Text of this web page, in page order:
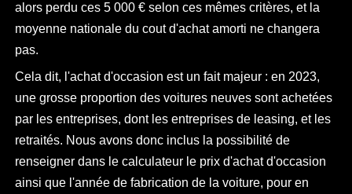
alors perdu ces 5 000 € selon ces mêmes critères, et la
moyenne nationale du cout d'achat amorti ne changera
pas.
Cela dit, l'achat d'occasion est un fait majeur : en 2023,
une grosse proportion des voitures neuves sont achetées
par les entreprises, dont les entreprises de leasing, et les
retraités. Nous avons donc inclus la possibilité de
renseigner dans le calculateur le prix d'achat d'occasion
ainsi que l'année de fabrication de la voiture, pour en